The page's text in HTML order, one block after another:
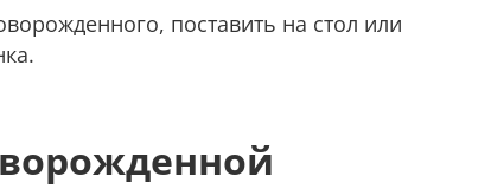
поставить на стол или